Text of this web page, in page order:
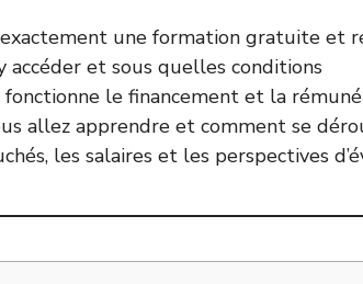
exactement une formation gratuite et
accéder et sous quelles conditions
le financement et la
allez apprendre et comment se
les salaires et les perspectives